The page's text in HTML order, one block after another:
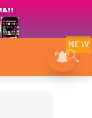
NEW